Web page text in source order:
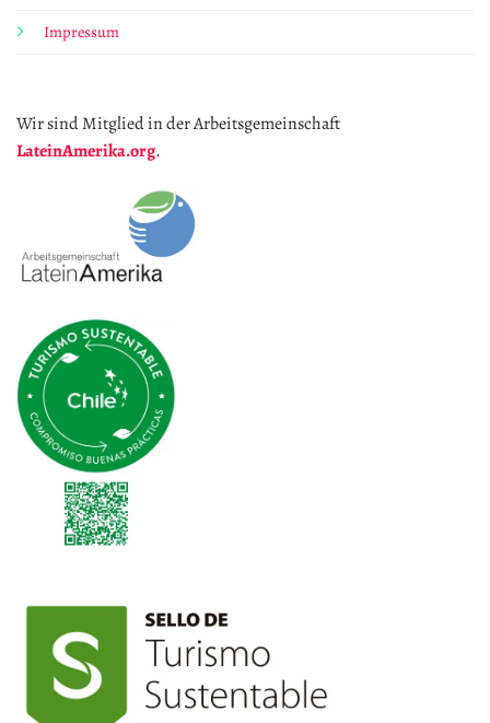
Impressum
Wir sind Mitglied in der Arbeitsgemeinschaft
LateinAmerika.org.